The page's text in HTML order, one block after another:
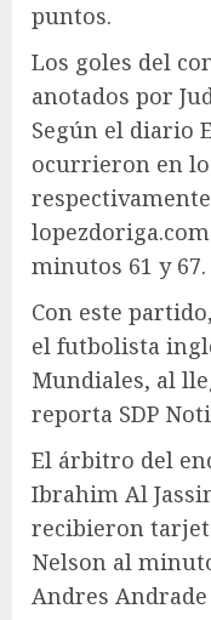
puntos.
Los goles del
anotados por
Según el diario
ocurrieron en
minutos 61 y 67.
Con este
el futbolista
Mundiales, al
reporta SDP
El árbitro del
Ibrahim Al
recibieron
Nelson al
Andres Andrade